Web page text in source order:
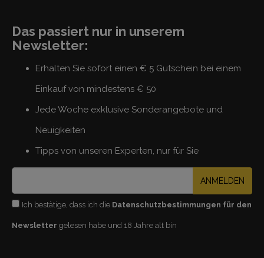
Das passiert nur in unserem
Newsletter:
Erhalten Sie sofort einen € 5 Gutschein bei einem
Einkauf von mindestens € 50
Jede Woche exklusive Sonderangebote und
Neuigkeiten
Tipps von unseren Experten, nur für Sie
ANMELDEN
Ich bestätige, dass ich die Datenschutzbestimmungen für den
Newsletter gelesen habe und 18 Jahre alt bin